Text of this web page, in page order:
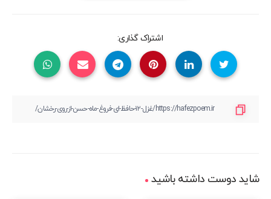
اشتراک گذاری:
شاید دوست داشته باشید